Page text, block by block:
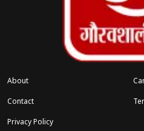
About
Contact
Privacy Policy